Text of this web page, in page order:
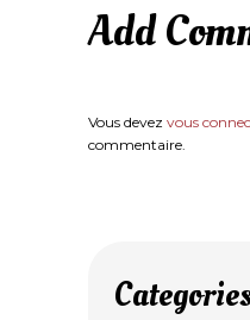
Add
Vous devez vous
commentaire.
Categories